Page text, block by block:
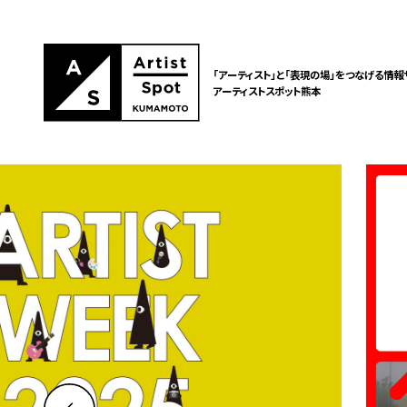
「アーティスト」と「表現の場」をつなげる情報
アーティストスポット熊本